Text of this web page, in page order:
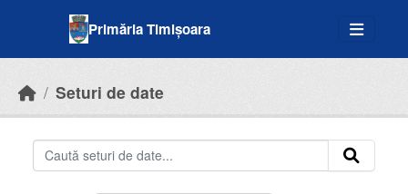
Primăria Timișoara
Seturi de date